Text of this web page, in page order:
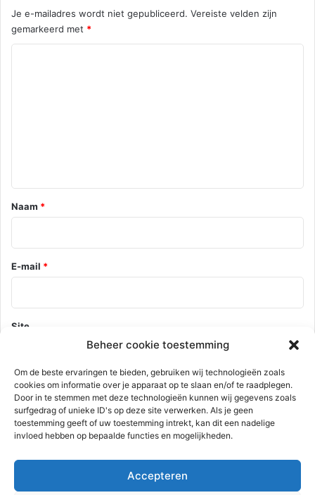
Beheer cookie toestemming
Om de beste ervaringen te bieden, gebruiken wij technologieën zoals
cookies om informatie over je apparaat op te slaan en/of te raadplegen.
Door in te stemmen met deze technologieën kunnen wij gegevens zoals
surfgedrag of unieke ID's op deze site verwerken. Als je geen
toestemming geeft of uw toestemming intrekt, kan dit een nadelige
invloed hebben op bepaalde functies en mogelijkheden.
Accepteren
Je e-mailadres wordt niet gepubliceerd. Vereiste velden zijn
gemarkeerd met *
*
Naam *
E-mail *
Site
Mijn naam, e-mail en site opslaan in deze browser voor de
volgende keer wanneer ik een reactie plaats.
reactie gegevens worden verwerkt .